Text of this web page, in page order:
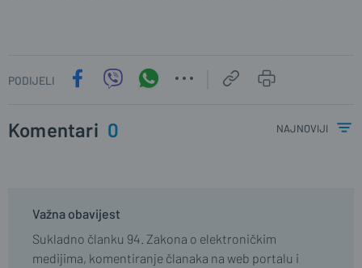
PODIJELI
Komentari 0 najnoviji
Važna obavijest
Sukladno članku 94. Zakona o elektroničkim
medijima, komentiranje članaka na web portalu i